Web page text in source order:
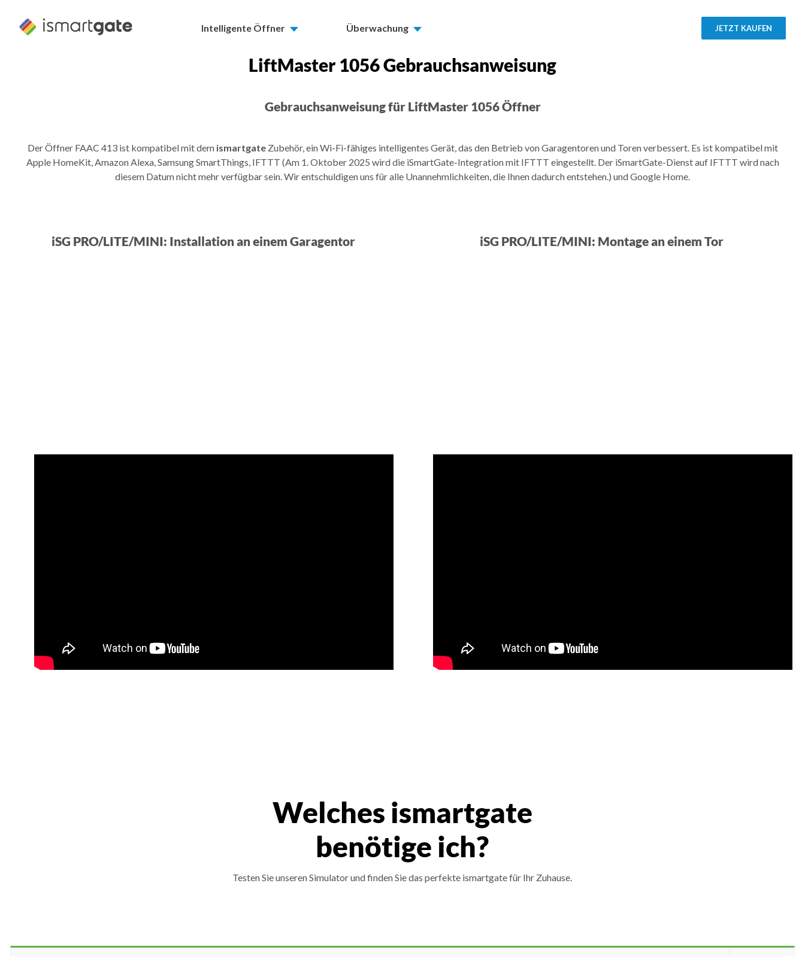
Inhalt
springen
Intelligente Öffner Überwachung JETZT KAUFEN
LiftMaster 1056 Gebrauchsanweisung
Gebrauchsanweisung für LiftMaster 1056 Öffner
Der Öffner FAAC 413 ist kompatibel mit dem ismartgateZubehör, ein Wi-Fi-fähiges intelligentes Gerät, das den Betrieb von Garagentoren und Toren verbessert. Es ist kompatibel mit
Apple HomeKit, Amazon Alexa, Samsung SmartThings, IFTTT (Am 1. Oktober 2025 wird die iSmartGate-Integration mit IFTTT eingestellt. Der iSmartGate-Dienst auf IFTTT wird nach
diesem Datum nicht mehr verfügbar sein. Wir entschuldigen uns für alle Unannehmlichkeiten, die Ihnen dadurch entstehen.) und Google Home.
iSG PRO/LITE/MINI: Installation an einem Garagentor iSG PRO/LITE/MINI: Montage an einem Tor
Welches ismartgate
benötige ich?
Testen Sie unseren Simulator und finden Sie das perfekte ismartgate für Ihr Zuhause.